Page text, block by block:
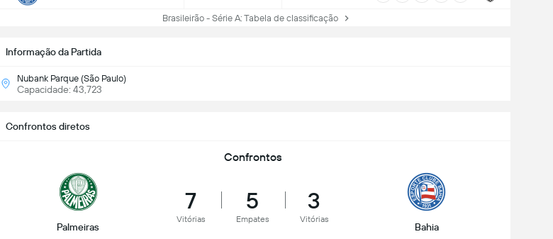
Brasileirão - Série A: Tabela de classificação
Informação da Partida
Nubank Parque (São Paulo)
Capacidade: 43,723
Confrontos diretos
Confrontos
Palmeiras
7
Vitórias
5
Empates
3
Vitórias
Bahia